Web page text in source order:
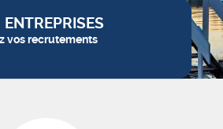
ENTREPRISES
vos recrutements